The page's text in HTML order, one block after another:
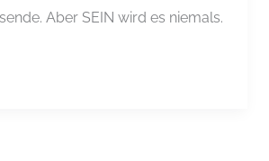
Aber SEIN wird es niemals.